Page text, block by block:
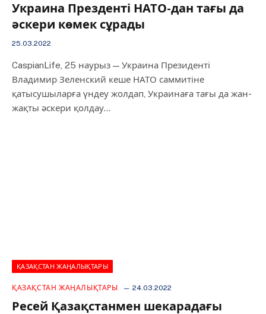
Украина Презденті НАТО-дан тағы да
әскери көмек сұрады
25.03.2022
CaspianLife, 25 наурыз — Украина Президенті
Владимир Зеленский кеше НАТО саммитіне
қатысушыларға үндеу жолдап, Украинаға тағы да жан-
жақты әскери қолдау…
ҚАЗАҚСТАН ЖАҢАЛЫҚТАРЫ
ҚАЗАҚСТАН ЖАҢАЛЫҚТАРЫ 24.03.2022
Ресей Қазақстанмен шекарадағы